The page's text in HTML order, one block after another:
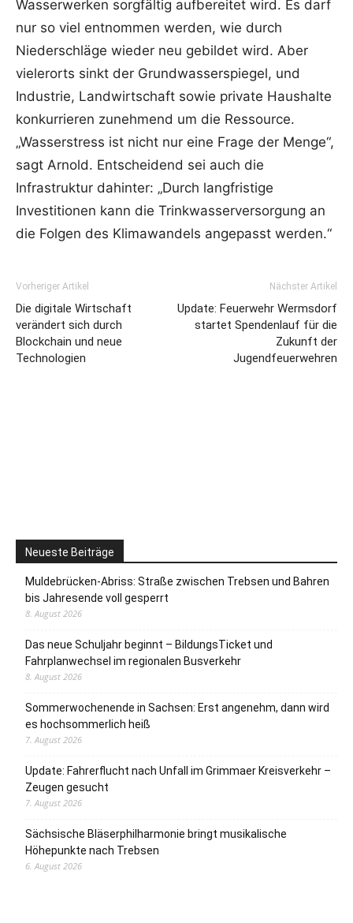
Wasserwerken sorgfältig aufbereitet wird. Es darf
nur so viel entnommen werden, wie durch
Niederschläge wieder neu gebildet wird. Aber
vielerorts sinkt der Grundwasserspiegel, und
Industrie, Landwirtschaft sowie private Haushalte
konkurrieren zunehmend um die Ressource.
„Wasserstress ist nicht nur eine Frage der Menge“,
sagt Arnold. Entscheidend sei auch die
Infrastruktur dahinter: „Durch langfristige
Investitionen kann die Trinkwasserversorgung an
die Folgen des Klimawandels angepasst werden.“
Vorheriger Artikel
Die digitale Wirtschaft
verändert sich durch
Blockchain und neue
Technologien
Nächster Artikel
Update: Feuerwehr Wermsdorf
startet Spendenlauf für die
Zukunft der
Jugendfeuerwehren
Neueste Beiträge
Muldebrücken-Abriss: Straße zwischen Trebsen und Bahren
bis Jahresende voll gesperrt
8. August 2026
Das neue Schuljahr beginnt – BildungsTicket und
Fahrplanwechsel im regionalen Busverkehr
8. August 2026
Sommerwochenende in Sachsen: Erst angenehm, dann wird
es hochsommerlich heiß
7. August 2026
Update: Fahrerflucht nach Unfall im Grimmaer Kreisverkehr –
Zeugen gesucht
7. August 2026
Sächsische Bläserphilharmonie bringt musikalische
Höhepunkte nach Trebsen
6. August 2026